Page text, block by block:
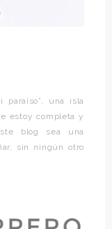
paraíso”, una isla
estoy completa y
blog sea una
sin ningún otro